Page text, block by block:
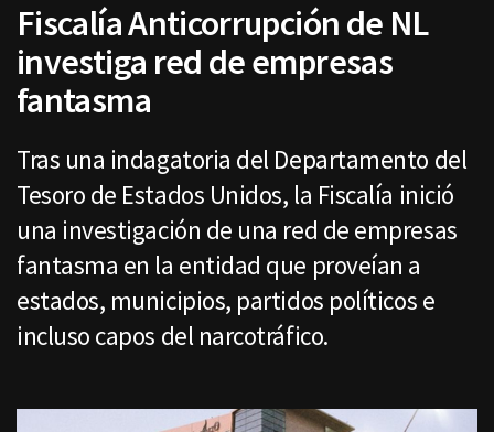
Fiscalía Anticorrupción de NL
investiga red de empresas
fantasma
Tras una indagatoria del Departamento del
Tesoro de Estados Unidos, la Fiscalía inició
una investigación de una red de empresas
fantasma en la entidad que proveían a
estados, municipios, partidos políticos e
incluso capos del narcotráfico.